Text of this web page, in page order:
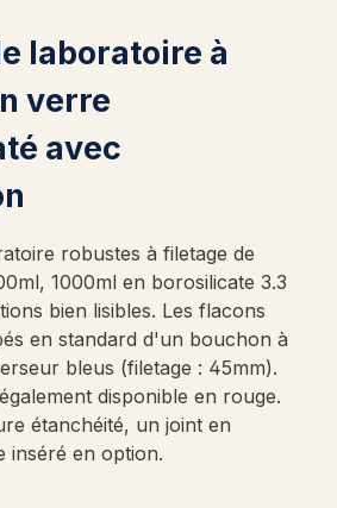
laboratoire à
verre
avec
robustes à filetage de
1000ml en borosilicate 3.3
bien lisibles. Les flacons
en standard d'un bouchon à
bleus (filetage : 45mm).
disponible en rouge.
étanchéité, un joint en
inséré en option.